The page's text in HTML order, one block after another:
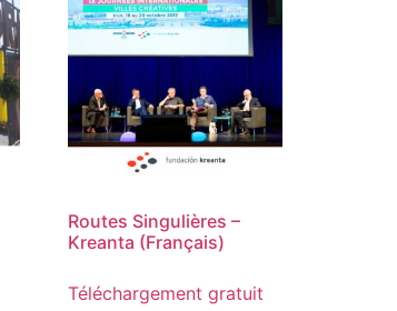
Routes Singulières –
Kreanta (Français)
Téléchargement gratuit